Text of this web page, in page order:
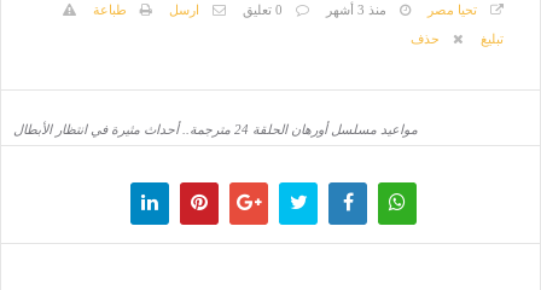
تحيا مصر منذ 3 أشهر 0 تعليق ارسل
طباعة
تبليغ
حذف
مواعيد مسلسل أورهان الحلقة 24 مترجمة.. أحداث مثيرة في انتظار الأبطال